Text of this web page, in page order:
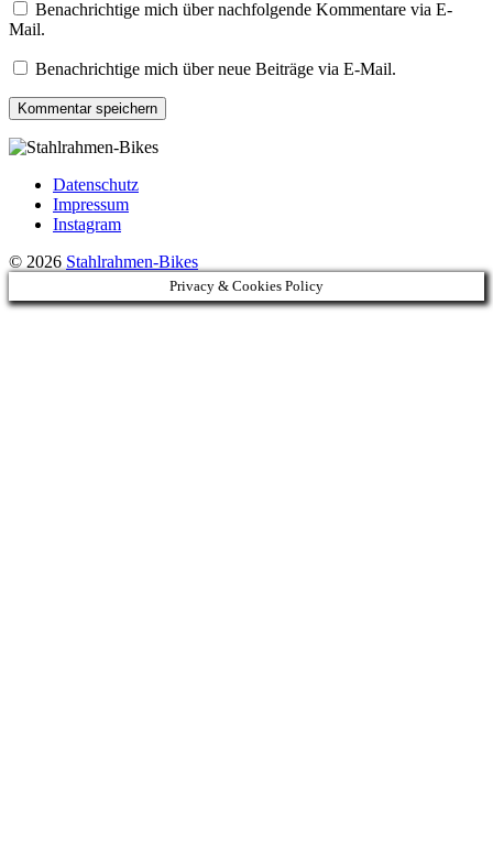
Benachrichtige mich über nachfolgende Kommentare via E-
Mail.
Benachrichtige mich über neue Beiträge via E-Mail.
Datenschutz
Impressum
Instagram
© 2026 Stahlrahmen-Bikes
Privacy & Cookies Policy